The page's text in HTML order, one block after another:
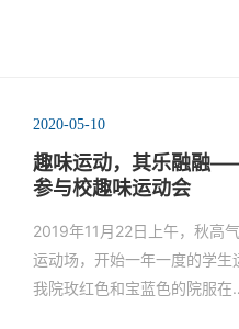
2020-05-10
趣味运动，其乐融融
参与校趣味运动会
2019年11月22日上午，秋高
运动场，开始一年一度的学生
我院玫红色和宝蓝色的院服